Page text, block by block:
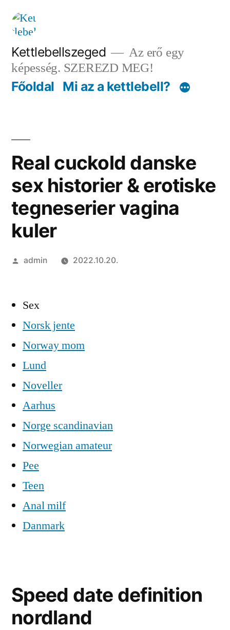
Tartalomhoz
Kettlebellszeged
Az erő egy
képesség. SZEREZD MEG!
Főoldal Mi az a kettlebell?
Real cuckold danske
sex historier & erotiske
tegneserier vagina
kuler
Szerző:
admin 2022.10.20.
Sex
Norsk jente
Norway mom
Lund
Noveller
Aarhus
Norge scandinavian
Norwegian amateur
Pee
Teen
Anal milf
Danmark
Speed date definition
nordland